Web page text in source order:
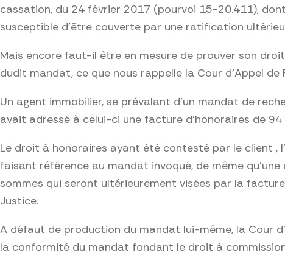
cassation, du 24 février 2017 (pourvoi 15-20.411),
susceptible d’être couverte par une ratification
Mais encore faut-il être en mesure de prouver son
dudit mandat, ce que nous rappelle la Cour d’Appel
Un agent immobilier, se prévalant d’un mandat de
avait adressé à celui-ci une facture d’honoraires de
Le droit à honoraires ayant été contesté par le client ,
faisant référence au mandat invoqué, de même
sommes qui seront ultérieurement visées par la
Justice.
A défaut de production du mandat lui-même, la Cour
la conformité du mandat fondant le droit à